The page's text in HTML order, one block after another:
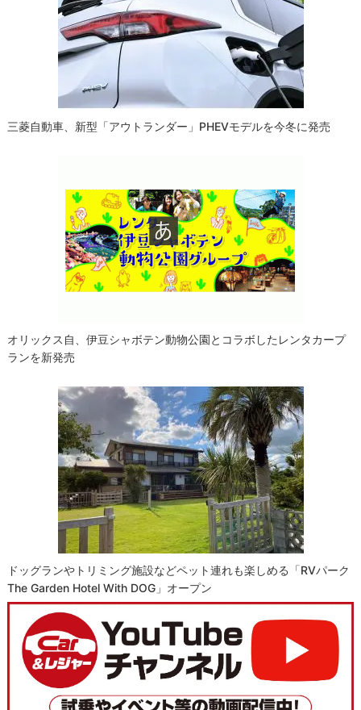
三菱自動車、新型「アウトランダー」PHEVモデルを今冬に発売
オリックス自、伊豆シャボテン動物公園とコラボしたレンタカープ
ランを新発売
ドッグランやトリミング施設などペット連れも楽しめる「RVパーク
The Garden Hotel With DOG」オープン